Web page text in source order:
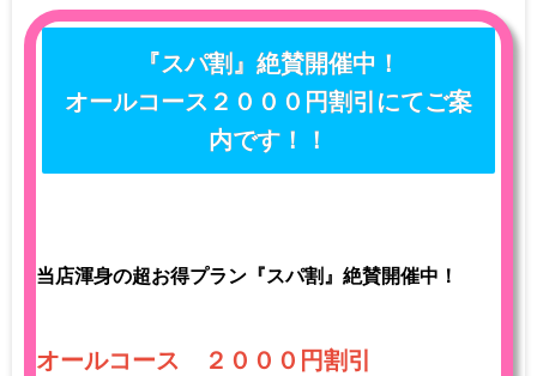
『スパ割』絶賛開催中！
オールコース２０００円割引にてご案
内です！！
当店渾身の超お得プラン『スパ割』絶賛開催中！
オールコース ２０００円割引